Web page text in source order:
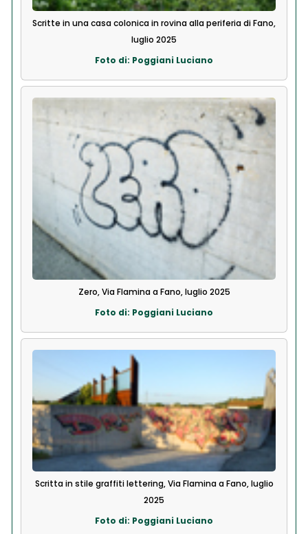
Scritte in una casa colonica in rovina alla periferia di Fano,
luglio 2025
Foto di: Poggiani Luciano
Zero, Via Flamina a Fano, luglio 2025
Foto di: Poggiani Luciano
Scritta in stile graffiti lettering, Via Flamina a Fano, luglio
2025
Foto di: Poggiani Luciano